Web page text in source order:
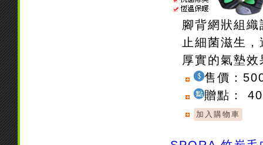
腳背網狀組
止細菌滋生
厚實的氣墊
售價：
贈點：